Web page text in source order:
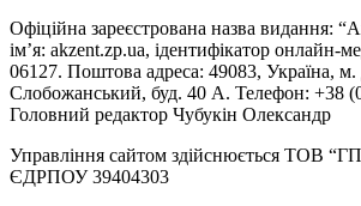
Офіційна зареєстрована назва видання:
ім’я: akzent.zp.ua, ідентифікатор онлайн-
06127. Поштова адреса: 49083, Україна,
Слобожанський, буд. 40 А. Телефон: +38
Головний редактор Чубукін Олександр
Управління сайтом здійснюється ТОВ
ЄДРПОУ 39404303